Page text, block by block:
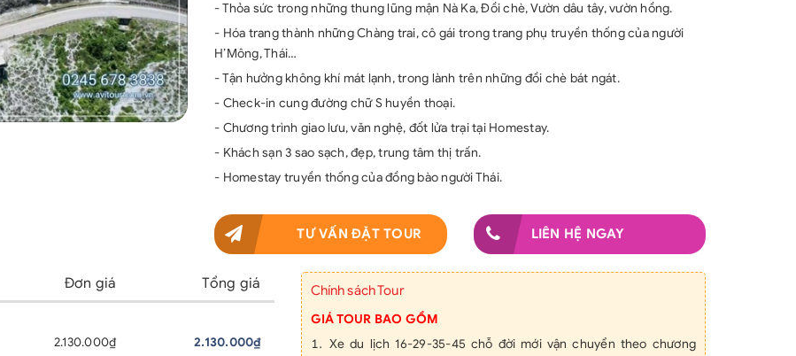
- Thỏa sức trong những thung lũng mận Nà Ka, Đồi chè, Vườn dâu tây, vườn hồng.
- Hóa trang thành những Chàng trai, cô gái trong trang phụ truyền thống của người
H’Mông, Thái…
- Tận hưởng không khí mát lạnh, trong lành trên những đồi chè bát ngát.
- Check-in cung đường chữ S huyền thoại.
- Chương trình giao lưu, văn nghệ, đốt lửa trại tại Homestay.
- Khách sạn 3 sao sạch, đẹp, trung tâm thị trấn.
- Homestay truyền thống của đồng bào người Thái.
TƯ VẤN ĐẶT TOUR LIÊN HỆ NGAY
Đơn giá Tổng giá
2.130.000₫ 2.130.000₫
Chính sách Tour
GIÁ TOUR BAO GỒM
Xe du lịch 16-29-35-45 chỗ đời mới vận chuyển theo chương